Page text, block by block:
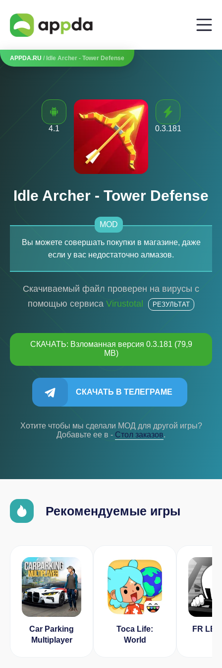
APPDA.RU / Idle Archer - Tower Defense
4.1 0.3.181
Idle Archer - Tower Defense
MOD
Вы можете совершать покупки в магазине, даже
если у вас недостаточно алмазов.
Скачиваемый файл проверен на вирусы с
помощью сервиса Virustotal РЕЗУЛЬТАТ
СКАЧАТЬ: Взломанная версия 0.3.181 (79,9
MB)
СКАЧАТЬ В ТЕЛЕГРАМЕ
Хотите чтобы мы сделали МОД для другой игры?
Добавьте ее в - Cтол заказов.
Рекомендуемые игры
Car Parking
Multiplayer
Toca Life:
World
FR